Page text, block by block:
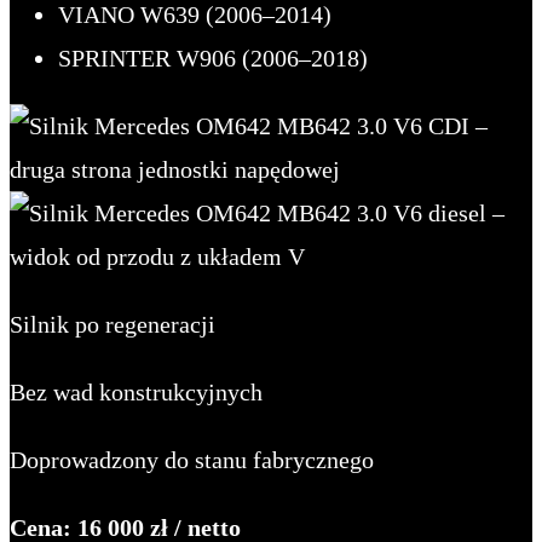
VIANO W639 (2006–2014)
SPRINTER W906 (2006–2018)
Silnik po regeneracji
Bez wad konstrukcyjnych
Doprowadzony do stanu fabrycznego
Cena: 16 000 zł / netto